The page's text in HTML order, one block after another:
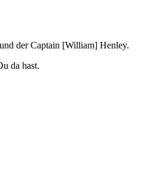
der Captain [William] Henley.
da hast.